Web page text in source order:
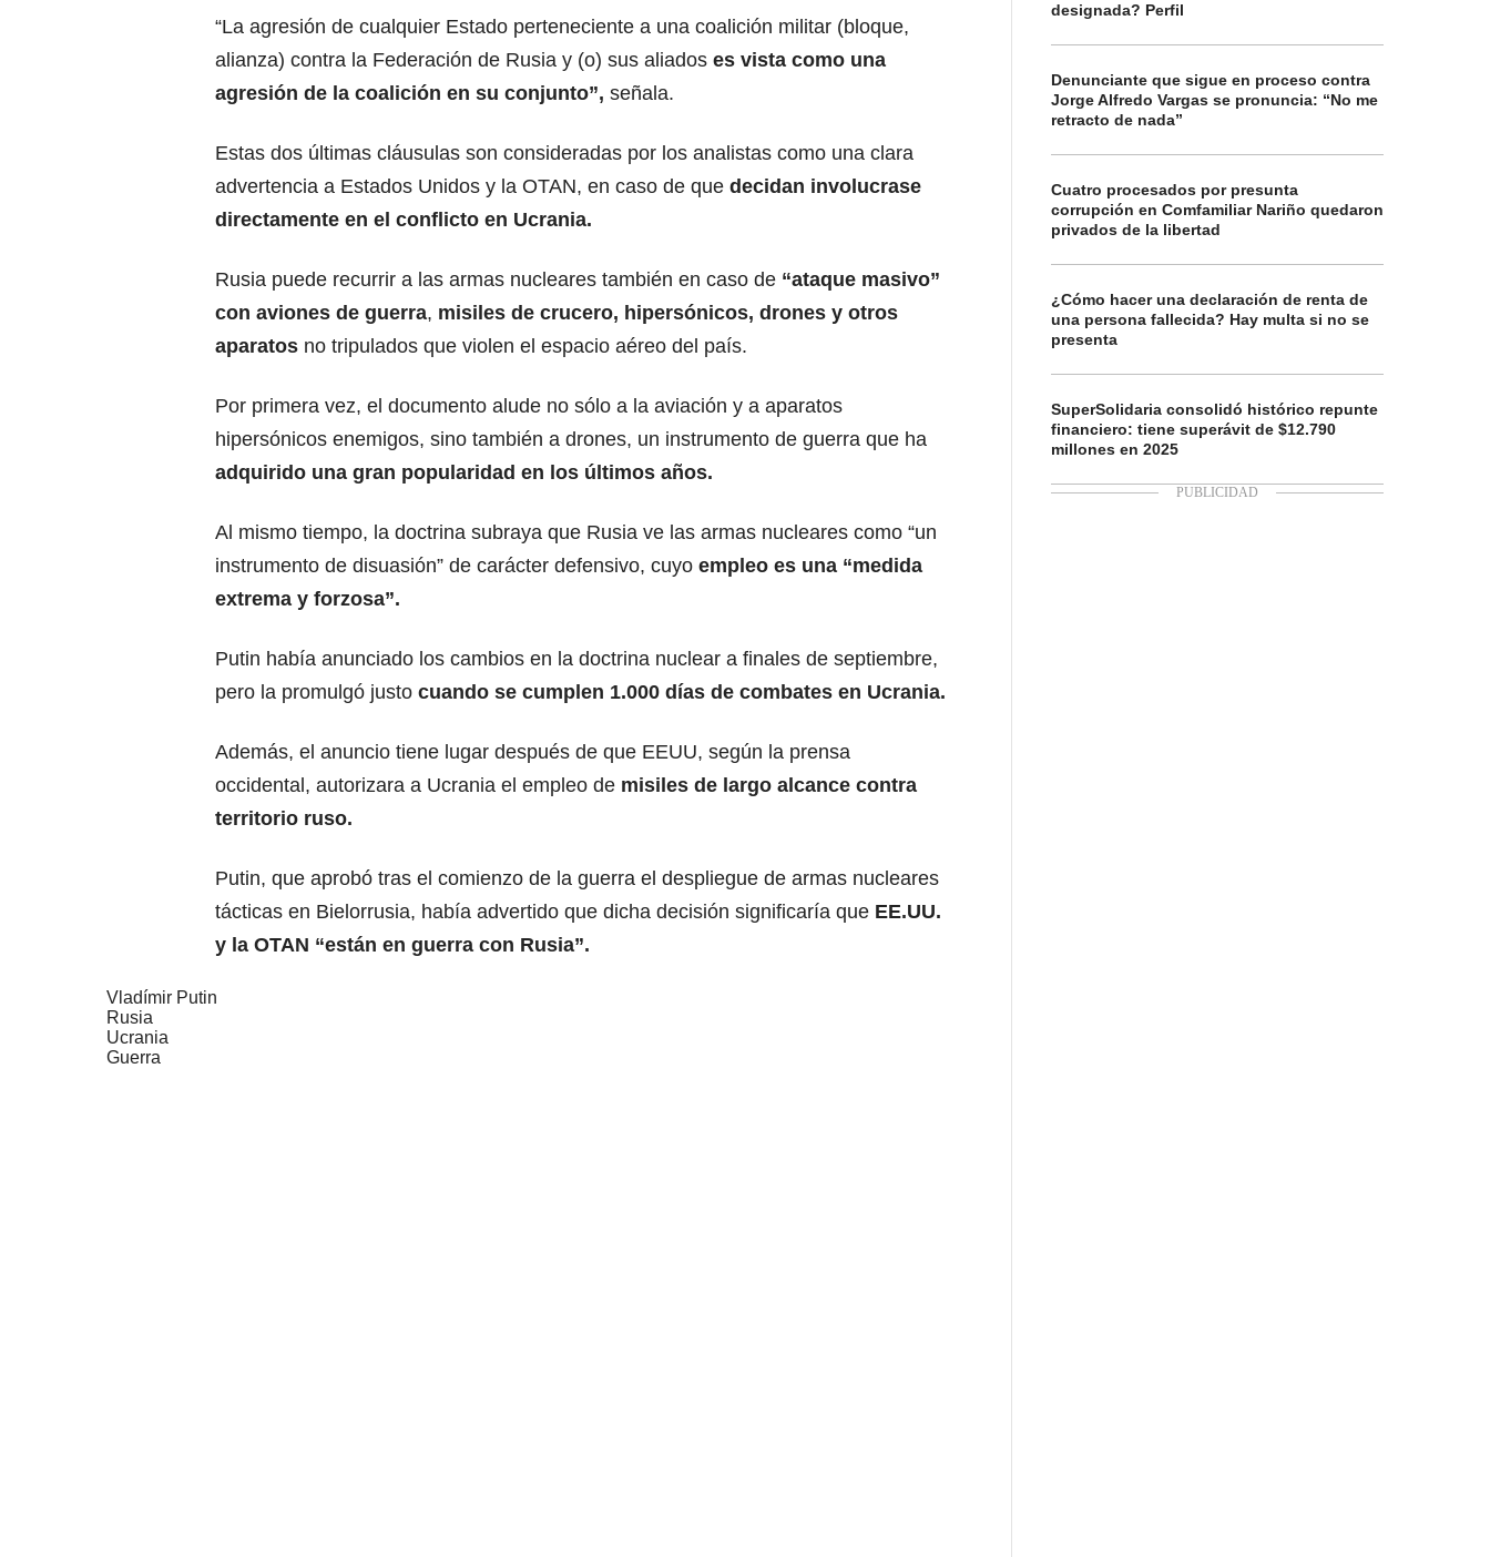
“La agresión de cualquier Estado perteneciente a una coalición militar (bloque,
alianza) contra la Federación de Rusia y (o) sus aliados es vista como una
agresión de la coalición en su conjunto”, señala.
Estas dos últimas cláusulas son consideradas por los analistas como una clara
advertencia a Estados Unidos y la OTAN, en caso de que decidan involucrase
directamente en el conflicto en Ucrania.
Rusia puede recurrir a las armas nucleares también en caso de “ataque masivo”
con aviones de guerra, misiles de crucero, hipersónicos, drones y otros
aparatos no tripulados que violen el espacio aéreo del país.
Por primera vez, el documento alude no sólo a la aviación y a aparatos
hipersónicos enemigos, sino también a drones, un instrumento de guerra que ha
adquirido una gran popularidad en los últimos años.
Al mismo tiempo, la doctrina subraya que Rusia ve las armas nucleares como “un
instrumento de disuasión” de carácter defensivo, cuyo empleo es una “medida
extrema y forzosa”.
Putin había anunciado los cambios en la doctrina nuclear a finales de septiembre,
pero la promulgó justo cuando se cumplen 1.000 días de combates en Ucrania.
Además, el anuncio tiene lugar después de que EEUU, según la prensa
occidental, autorizara a Ucrania el empleo de misiles de largo alcance contra
territorio ruso.
Putin, que aprobó tras el comienzo de la guerra el despliegue de armas nucleares
tácticas en Bielorrusia, había advertido que dicha decisión significaría que EE.UU.
y la OTAN “están en guerra con Rusia”.
Vladímir Putin
Rusia
Ucrania
Guerra
designada? Perfil
Denunciante que sigue en proceso contra
Jorge Alfredo Vargas se pronuncia: “No me
retracto de nada”
Cuatro procesados por presunta
corrupción en Comfamiliar Nariño quedaron
privados de la libertad
¿Cómo hacer una declaración de renta de
una persona fallecida? Hay multa si no se
presenta
SuperSolidaria consolidó histórico repunte
financiero: tiene superávit de $12.790
millones en 2025